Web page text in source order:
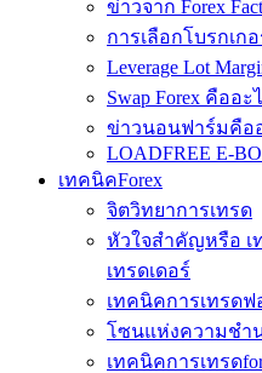
ข่าวจาก Forex
การเลือกโบรกเก
Leverage Lot
Swap Forex คืออะ
ข่าวนอนฟาร์มคืออ
LOADFREE E-
เทคนิคForex
จิตวิทยาการเทรด
หัวใจสำคัญหรือ เ
เทรดเดอร์
เทคนิคการเทรดฟ
โซนแห่งความชำ
เทคนิคการเทรด